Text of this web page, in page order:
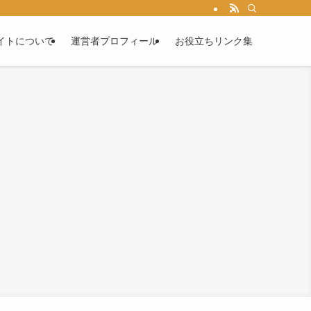
トについて 運営者プロフィール お役立ちリンク集